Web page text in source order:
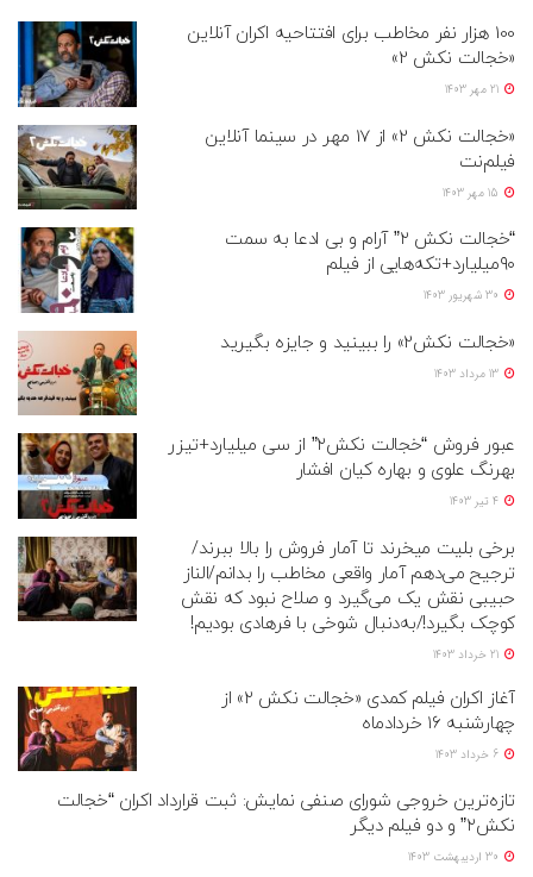
100 هزار نفر مخاطب برای افتتاحیه اکران آنلاین
«خجالت نکش 2»
«خجالت نکش 2» از 17 مهر در سینما آنلاین
فیلم‌نت
“خجالت نکش ۲” آرام و بی ادعا به سمت
۹۰میلیارد+تکه‌هایی از فیلم
«خجالت نکش2» را ببینید و جایزه بگیرید
عبور فروش “خجالت نکش۲” از سی میلیارد+تیزر
بهرنگ علوی و بهاره کیان افشار
برخی بلیت میخرند تا آمار فروش را بالا ببرند/
ترجیح می‌دهم آمار واقعی مخاطب را بدانم/الناز
حبیبی نقش یک می‌گیرد و صلاح نبود که نقش
کوچک بگیرد!/به‌دنبال شوخی با فرهادی بودیم!
آغاز اکران فیلم کمدی «خجالت نکش ۲» از
چهارشنبه ۱۶ خردادماه
تازه‌ترین خروجی شورای صنفی نمایش: ثبت قرارداد اکران “خجالت
نکش۲” و دو فیلم دیگر